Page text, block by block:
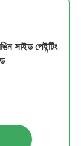
সাইড পেইন্টিং